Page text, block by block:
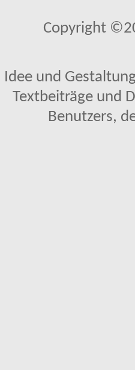
Copyright
Idee und
Textbeiträge und
Benutzers,